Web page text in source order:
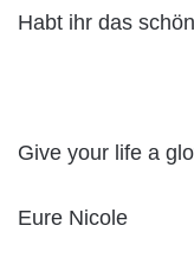
Habt ihr das
Give your life a
Eure Nicole